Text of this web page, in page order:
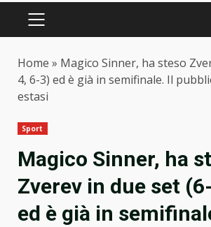
PRIMARY
Home » Magico Sinner, ha steso
4, 6-3) ed è già in semifinale. Il
estasi
Sport
Magico Sinner, ha
Zverev in due set
ed è già in